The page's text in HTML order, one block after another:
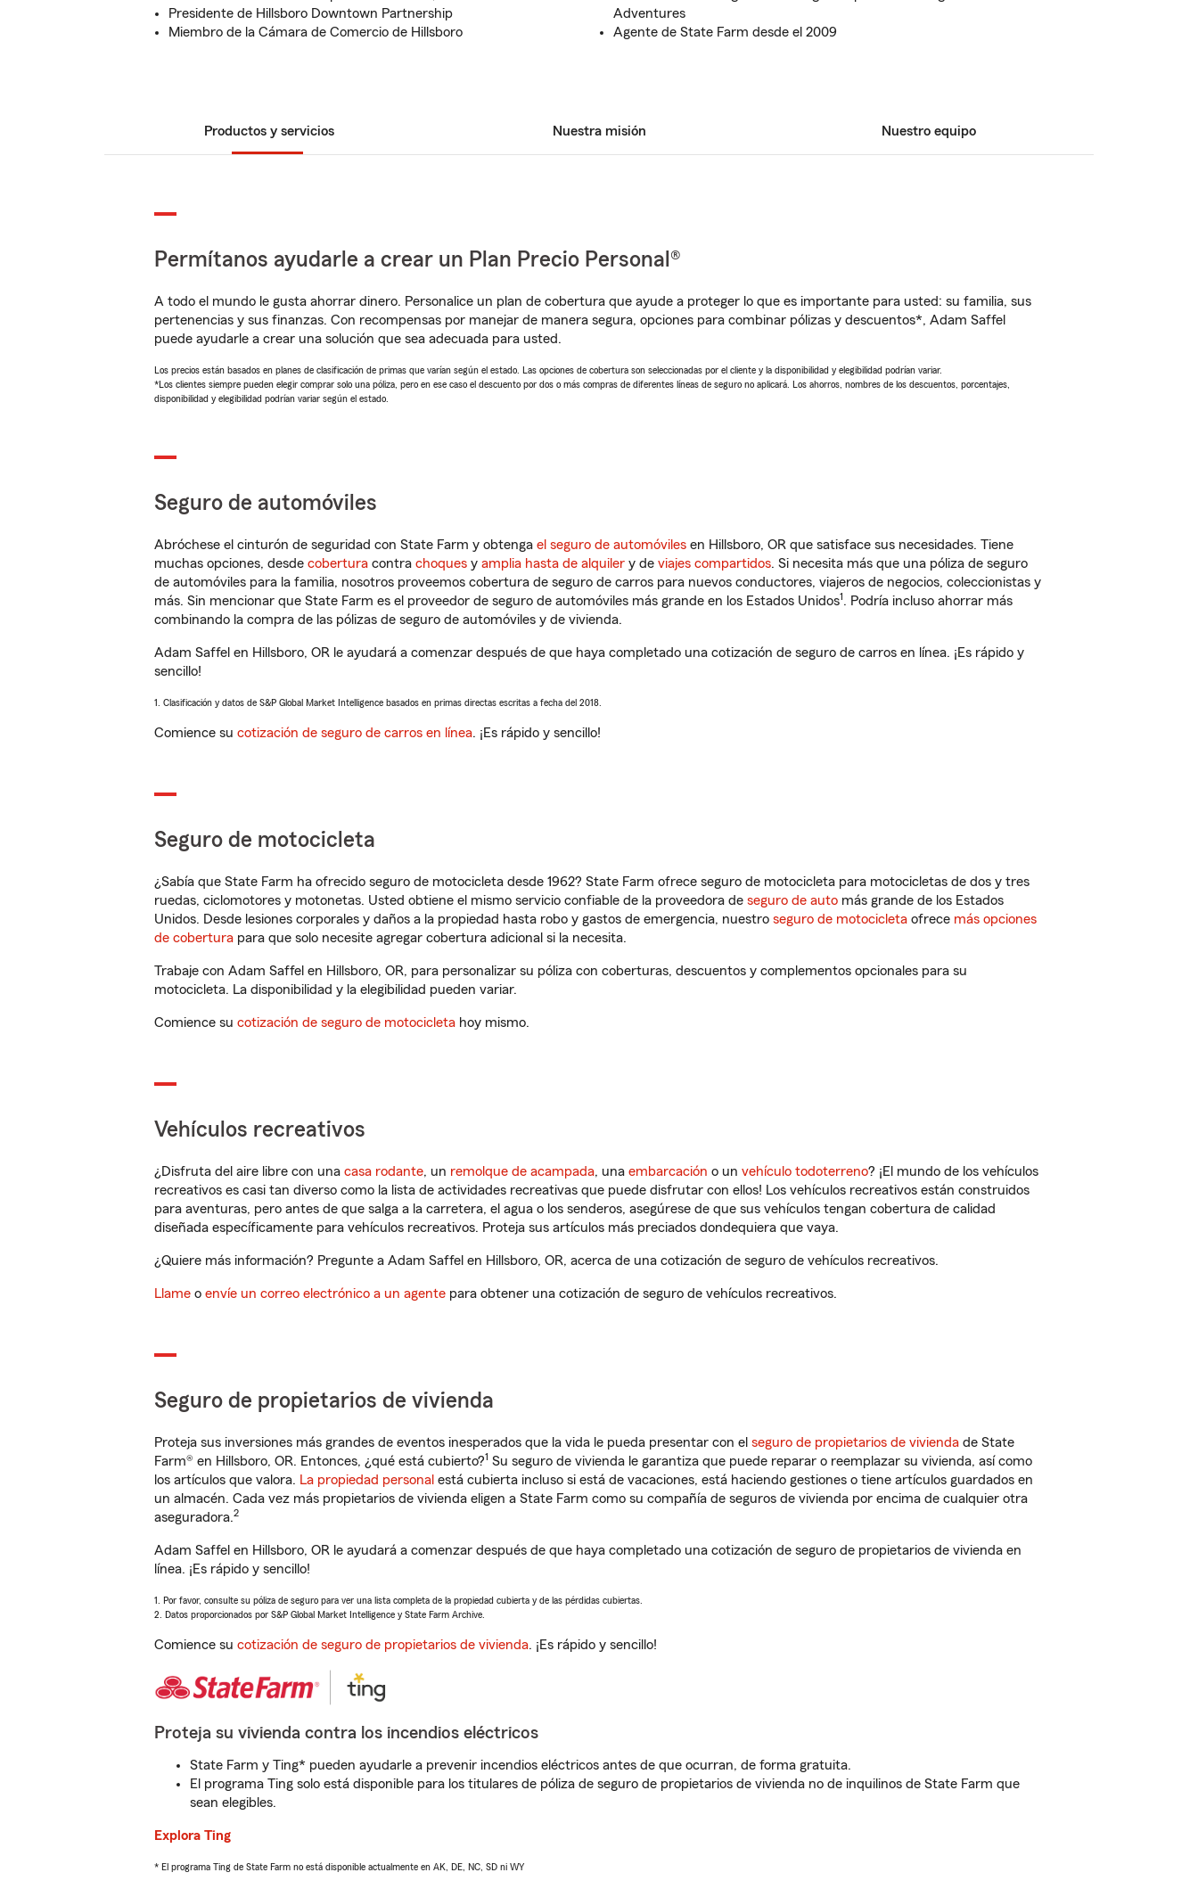
Presidente de Hillsboro Downtown Partnership
Miembro de la Cámara de Comercio de Hillsboro
Adventures
Agente de State Farm desde el 2009
Productos y servicios Nuestra misión Nuestro equipo
Permítanos ayudarle a crear un Plan Precio Personal®
A todo el mundo le gusta ahorrar dinero. Personalice un plan de cobertura que ayude a proteger lo que es importante para usted: su familia, sus
pertenencias y sus finanzas. Con recompensas por manejar de manera segura, opciones para combinar pólizas y descuentos*, Adam Saffel
puede ayudarle a crear una solución que sea adecuada para usted.
Los precios están basados en planes de clasificación de primas que varían según el estado. Las opciones de cobertura son seleccionadas por el cliente y la disponibilidad y elegibilidad podrían variar.
*Los clientes siempre pueden elegir comprar solo una póliza, pero en ese caso el descuento por dos o más compras de diferentes líneas de seguro no aplicará. Los ahorros, nombres de los descuentos, porcentajes,
disponibilidad y elegibilidad podrían variar según el estado.
Seguro de automóviles
Abróchese el cinturón de seguridad con State Farm y obtenga el seguro de automóviles en Hillsboro, OR que satisface sus necesidades. Tiene
muchas opciones, desde cobertura contra choques y amplia hasta de alquiler y de viajes compartidos. Si necesita más que una póliza de seguro
de automóviles para la familia, nosotros proveemos cobertura de seguro de carros para nuevos conductores, viajeros de negocios, coleccionistas y
más. Sin mencionar que State Farm es el proveedor de seguro de automóviles más grande en los Estados Unidos1. Podría incluso ahorrar más
combinando la compra de las pólizas de seguro de automóviles y de vivienda.
Adam Saffel en Hillsboro, OR le ayudará a comenzar después de que haya completado una cotización de seguro de carros en línea. ¡Es rápido y
sencillo!
1. Clasificación y datos de S&P Global Market Intelligence basados en primas directas escritas a fecha del 2018.
Comience su cotización de seguro de carros en línea. ¡Es rápido y sencillo!
Seguro de motocicleta
¿Sabía que State Farm ha ofrecido seguro de motocicleta desde 1962? State Farm ofrece seguro de motocicleta para motocicletas de dos y tres
ruedas, ciclomotores y motonetas. Usted obtiene el mismo servicio confiable de la proveedora de seguro de auto más grande de los Estados
Unidos. Desde lesiones corporales y daños a la propiedad hasta robo y gastos de emergencia, nuestro seguro de motocicleta ofrece más opciones
de cobertura para que solo necesite agregar cobertura adicional si la necesita.
Trabaje con Adam Saffel en Hillsboro, OR, para personalizar su póliza con coberturas, descuentos y complementos opcionales para su
motocicleta. La disponibilidad y la elegibilidad pueden variar.
Comience su cotización de seguro de motocicleta hoy mismo.
Vehículos recreativos
¿Disfruta del aire libre con una casa rodante, un remolque de acampada, una embarcación o un vehículo todoterreno? ¡El mundo de los vehículos
recreativos es casi tan diverso como la lista de actividades recreativas que puede disfrutar con ellos! Los vehículos recreativos están construidos
para aventuras, pero antes de que salga a la carretera, el agua o los senderos, asegúrese de que sus vehículos tengan cobertura de calidad
diseñada específicamente para vehículos recreativos. Proteja sus artículos más preciados dondequiera que vaya.
¿Quiere más información? Pregunte a Adam Saffel en Hillsboro, OR, acerca de una cotización de seguro de vehículos recreativos.
Llame o envíe un correo electrónico a un agente para obtener una cotización de seguro de vehículos recreativos.
Seguro de propietarios de vivienda
Proteja sus inversiones más grandes de eventos inesperados que la vida le pueda presentar con el seguro de propietarios de vivienda de State
Farm® en Hillsboro, OR. Entonces, ¿qué está cubierto?1 Su seguro de vivienda le garantiza que puede reparar o reemplazar su vivienda, así como
los artículos que valora. La propiedad personal está cubierta incluso si está de vacaciones, está haciendo gestiones o tiene artículos guardados en
un almacén. Cada vez más propietarios de vivienda eligen a State Farm como su compañía de seguros de vivienda por encima de cualquier otra
aseguradora.2
Adam Saffel en Hillsboro, OR le ayudará a comenzar después de que haya completado una cotización de seguro de propietarios de vivienda en
línea. ¡Es rápido y sencillo!
1. Por favor, consulte su póliza de seguro para ver una lista completa de la propiedad cubierta y de las pérdidas cubiertas.
2. Datos proporcionados por S&P Global Market Intelligence y State Farm Archive.
Comience su cotización de seguro de propietarios de vivienda. ¡Es rápido y sencillo!
Proteja su vivienda contra los incendios eléctricos
State Farm y Ting* pueden ayudarle a prevenir incendios eléctricos antes de que ocurran, de forma gratuita.
El programa Ting solo está disponible para los titulares de póliza de seguro de propietarios de vivienda no de inquilinos de State Farm que
sean elegibles.
Explora Ting
* El programa Ting de State Farm no está disponible actualmente en AK, DE, NC, SD ni WY